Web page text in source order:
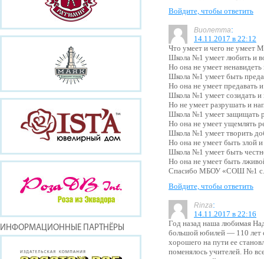
ИНФОРМАЦИОННЫЕ ПАРТНЁРЫ
Войдите, чтобы ответить
Виолетта:
14.11.2017 в 22:12
Что умеет и чего не
Школа №1 умеет любить и
Но она не умеет ненавидеть
Школа №1 умеет быть
Но она не умеет предавать
Школа №1 умеет созидать и
Но не умеет разрушать и
Школа №1 умеет защищать
Но она не умеет ущемлять
Школа №1 умеет творить
Но она не умеет быть злой и
Школа №1 умеет быть
Но она не умеет быть
Спасибо МБОУ «СОШ №1 с.
Войдите, чтобы ответить
Rinza:
14.11.2017 в 22:16
Год назад наша любимая
большой юбилей — 110 лет
хорошего на пути ее
поменялось учителей. Но